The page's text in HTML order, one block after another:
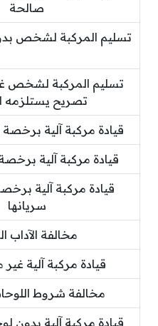
صالحة
تسليم المركبة لشخص
تسليم المركبة لشخص
تصريح يستلزمه
قيادة مركبة آلية برخصة
قيادة مركبة آلية
قيادة مركبة آلية
سريانها
مخالفة الآداب
قيادة مركبة آلية
مخالفة شروط
قيادة مركبة آلية بدون